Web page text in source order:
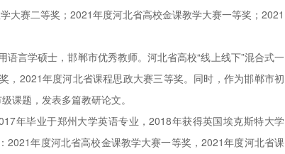
大赛二等奖；2021年度河北省高校金课教学大赛一等奖；2021
言学硕士，邯郸市优秀教师。河北省高校“线上线下”混合式一
，2021年度河北省课程思政大赛三等奖。同时，作为邯郸市初
课题，发表多篇教研论文。
年毕业于郑州大学英语专业，2018年获得英国埃克斯特大学
2021年度河北省高校金课教学大赛一等奖，2021年度河北省课